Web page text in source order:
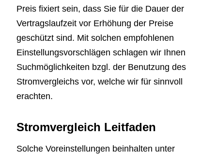
Preis fixiert sein, dass Sie für die Dauer der
Vertragslaufzeit vor Erhöhung der Preise
geschützt sind. Mit solchen empfohlenen
Einstellungsvorschlägen schlagen wir Ihnen
Suchmöglichkeiten bzgl. der Benutzung des
Stromvergleichs vor, welche wir für sinnvoll
erachten.
Stromvergleich Leitfaden
Solche Voreinstellungen beinhalten unter